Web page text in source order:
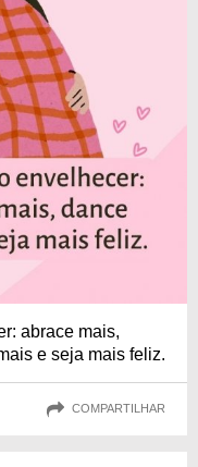
abrace mais,
e seja mais feliz.
COMPARTILHAR